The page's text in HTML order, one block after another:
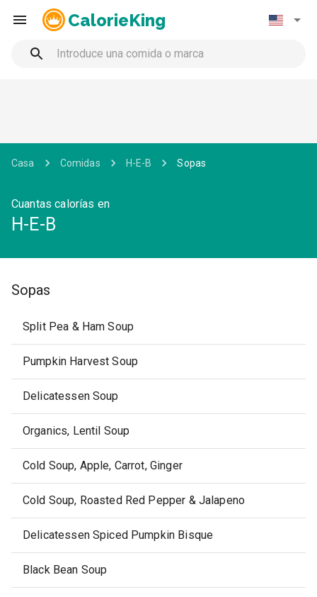
CalorieKing
Casa Comidas H-E-B Sopas
Cuantas calorías en
H-E-B
Sopas
Split Pea & Ham Soup
Pumpkin Harvest Soup
Delicatessen Soup
Organics, Lentil Soup
Cold Soup, Apple, Carrot, Ginger
Cold Soup, Roasted Red Pepper & Jalapeno
Delicatessen Spiced Pumpkin Bisque
Black Bean Soup